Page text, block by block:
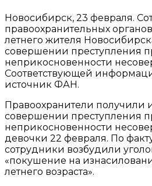
Новосибирск, 23 февраля.
правоохранительных
летнего жителя
совершении преступления
неприкосновенности
Соответствующей
источник ФАН.
Правоохранители
совершении преступления
неприкосновенности
девочки 22 февраля. По
сотрудники возбудили
«покушение на
летнего возраста».